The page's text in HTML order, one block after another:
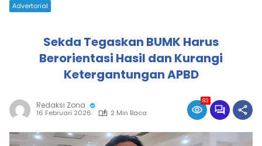
Advertorial
Sekda Tegaskan BUMK Harus
Berorientasi Hasil dan Kurangi
Ketergantungan APBD
Redaksi Zona
16 Februari 2026 2 Min Baca
83